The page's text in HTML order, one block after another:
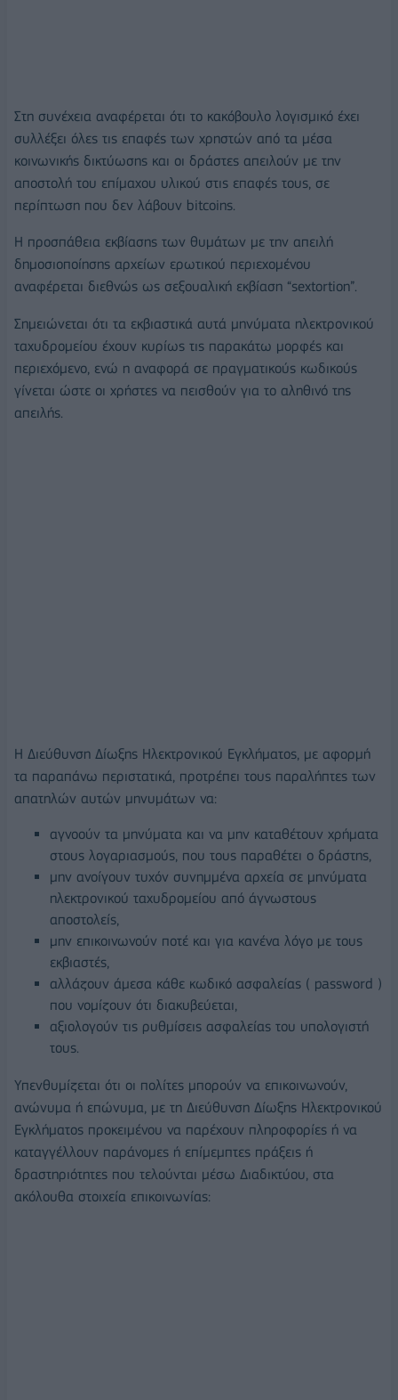
Στη συνέχεια αναφέρεται ότι το κακόβουλο λογισμικό έχει
συλλέξει όλες τις επαφές των χρηστών από τα μέσα
κοινωνικής δικτύωσης και οι δράστες απειλούν με την
αποστολή του επίμαχου υλικού στις επαφές τους, σε
περίπτωση που δεν λάβουν bitcoins.
Η προσπάθεια εκβίασης των θυμάτων με την απειλή
δημοσιοποίησης αρχείων ερωτικού περιεχομένου
αναφέρεται διεθνώς ως σεξουαλική εκβίαση “sextortion”.
Σημειώνεται ότι τα εκβιαστικά αυτά μηνύματα ηλεκτρονικού
ταχυδρομείου έχουν κυρίως τις παρακάτω μορφές και
περιεχόμενο, ενώ η αναφορά σε πραγματικούς κωδικούς
γίνεται ώστε οι χρήστες να πεισθούν για το αληθινό της
απειλής.
Η Διεύθυνση Δίωξης Ηλεκτρονικού Εγκλήματος, με αφορμή
τα παραπάνω περιστατικά, προτρέπει τους παραλήπτες των
απατηλών αυτών μηνυμάτων να:
αγνοούν τα μηνύματα και να μην καταθέτουν χρήματα
στους λογαριασμούς, που τους παραθέτει ο δράστης,
μην ανοίγουν τυχόν συνημμένα αρχεία σε μηνύματα
ηλεκτρονικού ταχυδρομείου από άγνωστους
αποστολείς,
μην επικοινωνούν ποτέ και για κανένα λόγο με τους
εκβιαστές,
αλλάζουν άμεσα κάθε κωδικό ασφαλείας ( password )
που νομίζουν ότι διακυβεύεται,
αξιολογούν τις ρυθμίσεις ασφαλείας του υπολογιστή
τους.
Υπενθυμίζεται ότι οι πολίτες μπορούν να επικοινωνούν,
ανώνυμα ή επώνυμα, με τη Διεύθυνση Δίωξης Ηλεκτρονικού
Εγκλήματος προκειμένου να παρέχουν πληροφορίες ή να
καταγγέλλουν παράνομες ή επίμεμπτες πράξεις ή
δραστηριότητες που τελούνται μέσω Διαδικτύου, στα
ακόλουθα στοιχεία επικοινωνίας: